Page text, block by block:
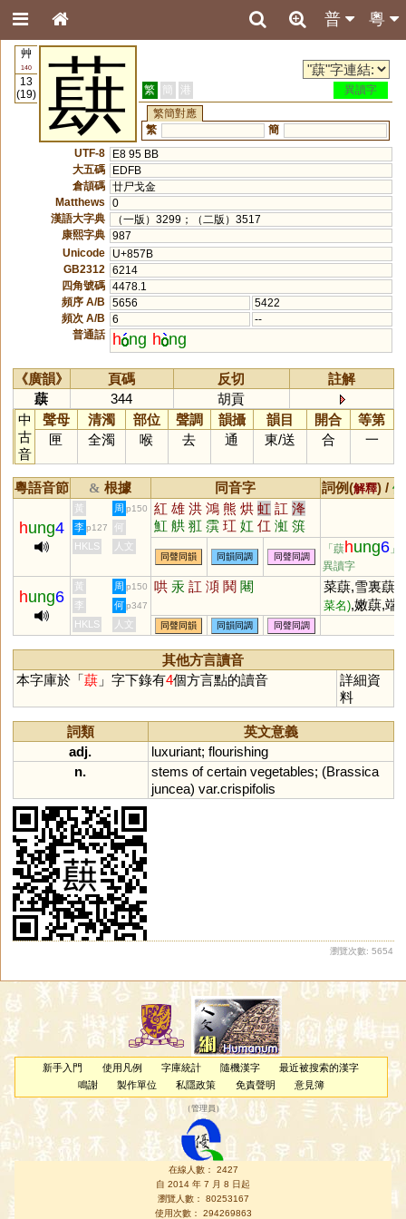
粵
普
艸
140
13
(19)
蕻 繁 簡 港
異讀字
繁簡對應
繁
簡
UTF-8
E8 95 BB
大五碼
EDFB
倉頡碼 廿尸戈金
Matthews
0
漢語大字典
（一版）3299；（二版）3517
康熙字典 987
Unicode
U+857B
GB2312
6214
四角號碼 4478.1
頻序 A/B
5656
5422
頻次 A/B
6
--
普通話
h ng h ng
《廣韻》 頁碼 反切
註解
蕻
344
胡貢
中
古
音
聲母 清濁 部位 聲調 韻攝 韻目 開合
等第
匣
全濁 喉 去 通 東/送 合 一
粵語音節 & 根據 同音字 詞例(解釋) /
hung4
黃 周 p150 紅 雄 洪 鴻 熊 烘 虹 訌 洚
魟 舼 羾 霟 玒 妅 仜 渱 篊
李 p127
何
HKLS
人文
同聲同韻 同韻同調 同聲同調
「蕻hung6 」
異讀字
hung6
黃 周 p150 哄 汞 訌 澒 鬨 闀 菜蕻,雪裏蕻
菜名),嫩蕻,端
李 何 p347
HKLS 人文 同聲同韻 同韻同調 同聲同調
其他方言讀音
本字庫於「蕻」字下錄有4個方言點的讀音
詳細資
料
詞類
英文意義
adj.
luxuriant; flourishing
n.
stems of certain vegetables; (Brassica
juncea) var.crispifolis
瀏覽次數: 5654
新手入門 使用凡例 字庫統計 隨機漢字
最近被搜索的漢字
鳴謝
製作單位 私隱政策 免責聲明 意見簿
（管理員 ）
在線人數： 2427
自 2014 年 7 月 8 日起
瀏覽人數： 80253167
使用次數： 294269863